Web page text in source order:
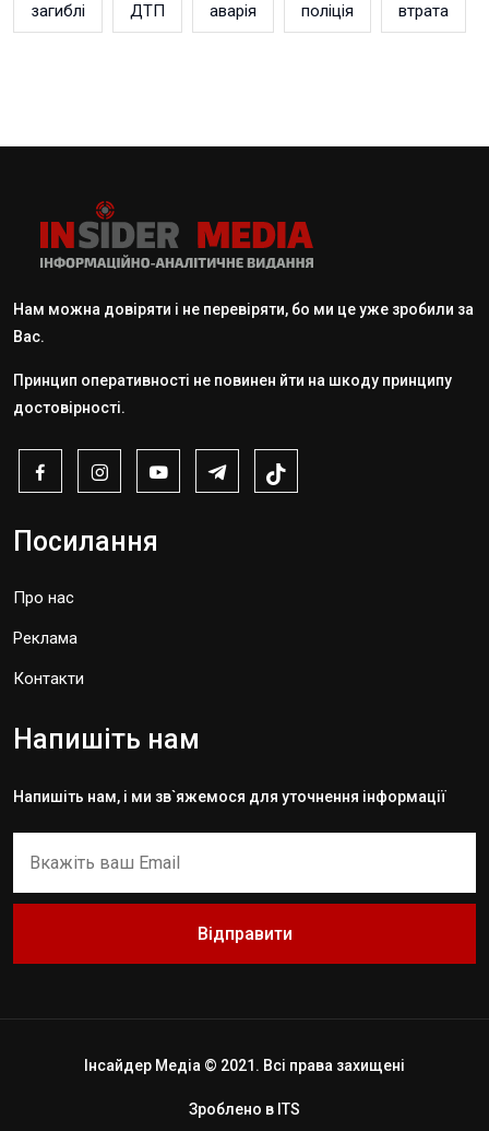
загиблі ДТП аварія поліція втрата
Нам можна довіряти і не перевіряти, бо ми це уже зробили за
Вас.
Принцип оперативності не повинен йти на шкоду принципу
достовірності.
Посилання
Про нас
Реклама
Контакти
Напишіть нам
Напишіть нам, і ми зв`яжемося для уточнення інформації
Відправити
Інсайдер Медіа © 2021. Всі права захищені
Зроблено в ITS